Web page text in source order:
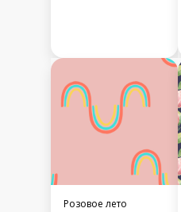
Розовое лето